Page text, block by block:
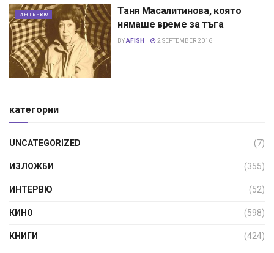
ИНТЕРВЮ
Таня Масалитинова, която
нямаше време за тъга
BYAFISH 2 SEPTEMBER 2016
категории
UNCATEGORIZED (7)
ИЗЛОЖБИ (355)
ИНТЕРВЮ (52)
КИНО (598)
КНИГИ (424)